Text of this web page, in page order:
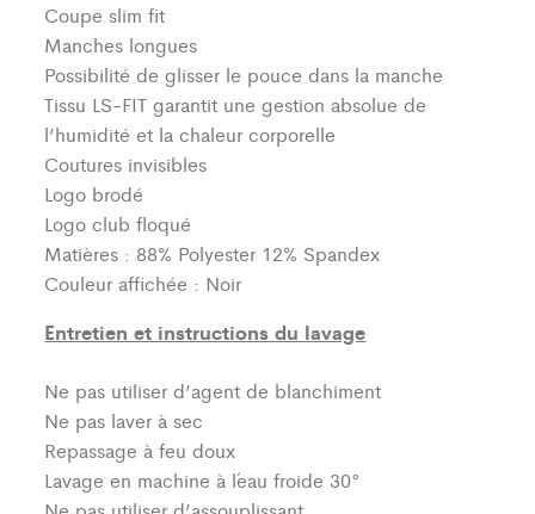
Coupe slim fit
Manches longues
Possibilité de glisser le pouce dans la manche
Tissu LS-FIT garantit une gestion absolue de
l’humidité et la chaleur corporelle
Coutures invisibles
Logo brodé
Logo club floqué
Matières : 88% Polyester 12% Spandex
Couleur affichée : Noir
Entretien et instructions du lavage
Ne pas utiliser d’agent de blanchiment
Ne pas laver à sec
Repassage à feu doux
Lavage en machine à l´eau froide 30°